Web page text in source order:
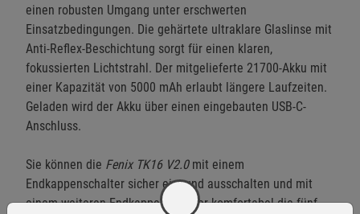
einen robusten Umgang unter erschwerten
Einsatzbedingungen. Die gehärtete ultraklare Glaslinse mit
Anti-Reflex-Beschichtung sorgt für einen klaren,
fokussierten Lichtstrahl. Der mitgelieferte 21700-Akku mit
einer Kapazität von 5000 mAh erlaubt längere Laufzeiten.
Geladen wird der Akku über einen eingebauten USB-C-
Anschluss.
Sie können die Fenix TK16 V2.0mit einem
Endkappenschalter sicher ein- und ausschalten und mit
einem weiteren Endkappenschalter komfortabel die fünf